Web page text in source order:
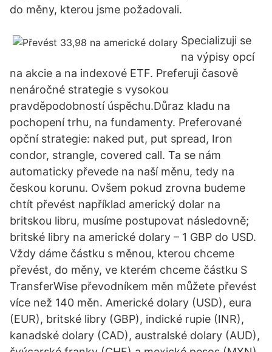
do měny, kterou jsme požadovali.
Specializuji se
na výpisy opcí
na akcie a na indexové ETF. Preferuji časově
nenáročné strategie s vysokou
pravděpodobností úspěchu.Důraz kladu na
pochopení trhu, na fundamenty. Preferované
opční strategie: naked put, put spread, Iron
condor, strangle, covered call. Ta se nám
automaticky převede na naší měnu, tedy na
českou korunu. Ovšem pokud zrovna budeme
chtít převést například americký dolar na
britskou libru, musíme postupovat následovně;
britské libry na americké dolary – 1 GBP do USD.
Vždy dáme částku s měnou, kterou chceme
převést, do měny, ve kterém chceme částku S
TransferWise převodníkem měn můžete převést
více než 140 měn. Americké dolary (USD), eura
(EUR), britské libry (GBP), indické rupie (INR),
kanadské dolary (CAD), australské dolary (AUD),